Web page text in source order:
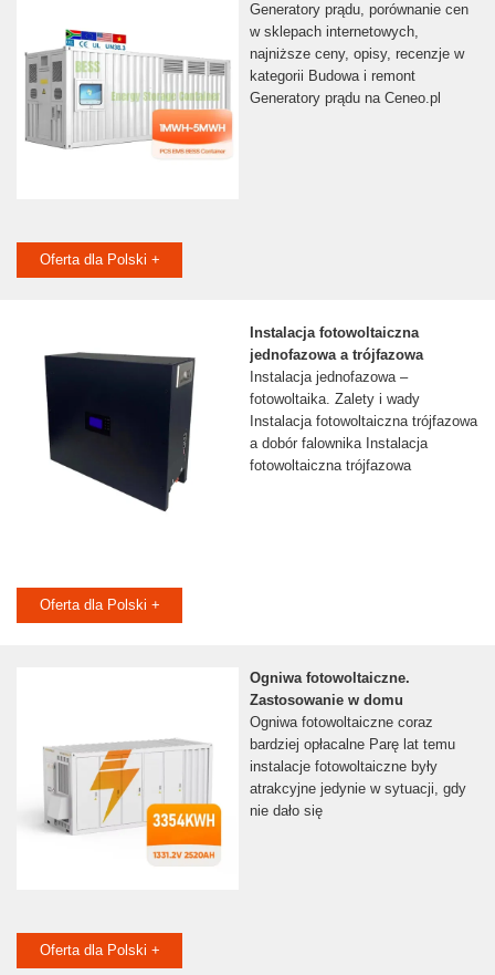
Generatory prądu, porównanie cen
w sklepach internetowych,
najniższe ceny, opisy, recenzje w
kategorii Budowa i remont
Generatory prądu na Ceneo.pl
Oferta dla Polski +
Instalacja fotowoltaiczna
jednofazowa a trójfazowa
Instalacja jednofazowa –
fotowoltaika. Zalety i wady
Instalacja fotowoltaiczna trójfazowa
a dobór falownika Instalacja
fotowoltaiczna trójfazowa
Oferta dla Polski +
Ogniwa fotowoltaiczne.
Zastosowanie w domu
Ogniwa fotowoltaiczne coraz
bardziej opłacalne Parę lat temu
instalacje fotowoltaiczne były
atrakcyjne jedynie w sytuacji, gdy
nie dało się
Oferta dla Polski +